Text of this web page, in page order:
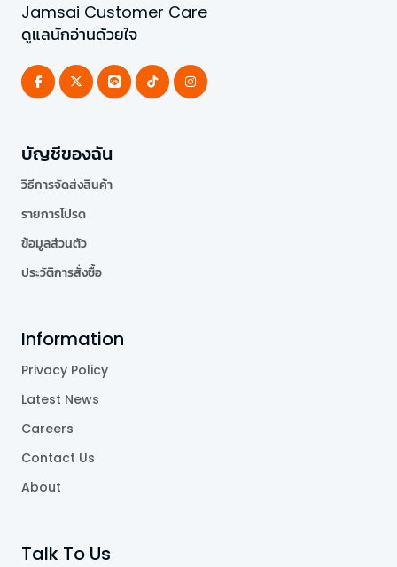
Jamsai Customer Care
ดูแลนักอ่านด้วยใจ
บัญชีของฉัน
วิธีการจัดส่งสินค้า
รายการโปรด
ข้อมูลส่วนตัว
ประวัติการสั่งซื้อ
Information
Privacy Policy
Latest News
Careers
Contact Us
About
Talk To Us